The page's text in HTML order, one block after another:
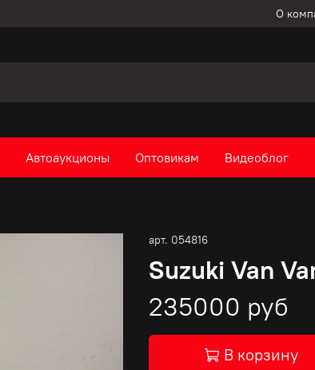
О
Автоаукционы Оптовикам Видеоблог
арт. 054816
Suzuki Van
235000 руб
В корзину